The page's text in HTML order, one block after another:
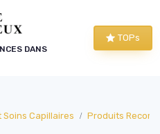
DANS
TOPs
Soins Capillaires Produits